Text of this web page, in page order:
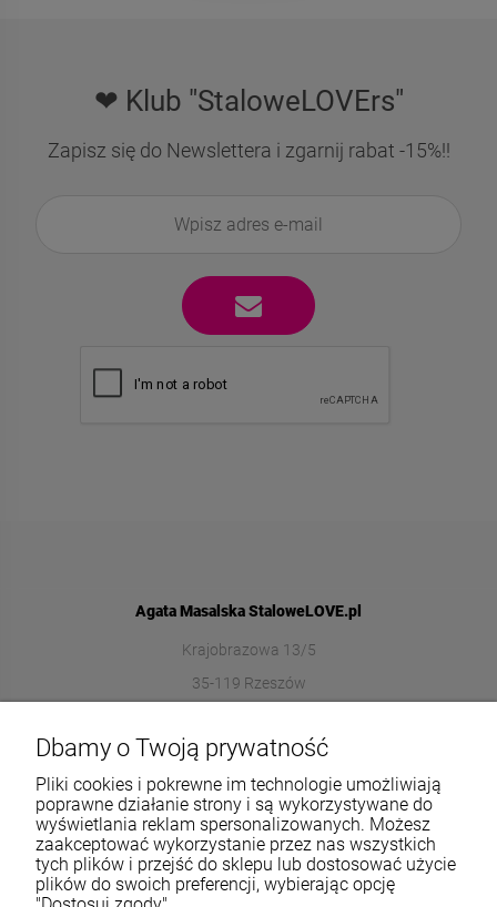
❤ Klub "StaloweLOVErs"
Zapisz się do Newslettera i zgarnij rabat -15%!!
Agata Masalska StaloweLOVE.pl
Krajobrazowa 13/5
35-119 Rzeszów
572989669
Informacje
O nas
Dbamy o Twoją prywatność
Pliki cookies i pokrewne im technologie umożliwiają
poprawne działanie strony i są wykorzystywane do
wyświetlania reklam spersonalizowanych. Możesz
zaakceptować wykorzystanie przez nas wszystkich
tych plików i przejść do sklepu lub dostosować użycie
plików do swoich preferencji, wybierając opcję